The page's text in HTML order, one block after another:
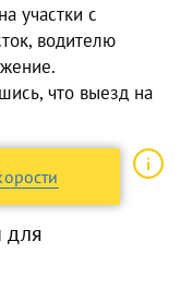
участки с
водителю
что выезд на
для